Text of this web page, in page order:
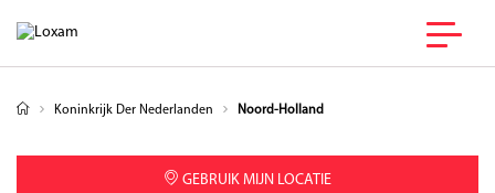
Koninkrijk Der Nederlanden Noord-Holland
GEBRUIK MIJN LOCATIE